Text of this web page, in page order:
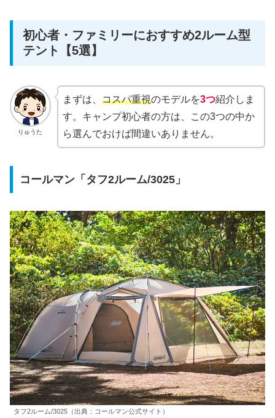
初心者・ファミリーにおすすめ2ルーム型
テント【5選】
りゅうた
まずは、 コスパ重視のモデルを3つ紹介しま
す。キャンプ初心者の方は、この3つの中か
ら選んでおけば間違いありません。
コールマン「タフ2ルーム/3025」
タフ2ルーム/3025（出典：コールマン公式サイト）